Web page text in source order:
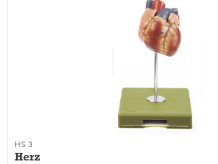
HS 3
Herz